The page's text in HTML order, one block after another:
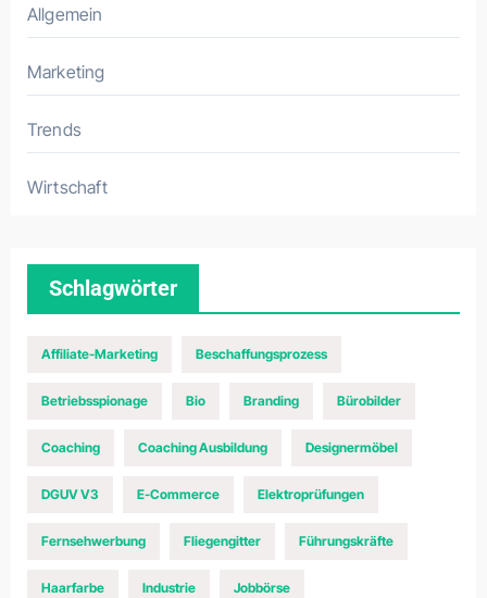
Allgemein
Marketing
Trends
Wirtschaft
Schlagwörter
Affiliate-Marketing Beschaffungsprozess
Betriebsspionage Bio Branding Bürobilder
Coaching Coaching Ausbildung Designermöbel
DGUV V3 E-Commerce Elektroprüfungen
Fernsehwerbung Fliegengitter Führungskräfte
Haarfarbe Industrie Jobbörse